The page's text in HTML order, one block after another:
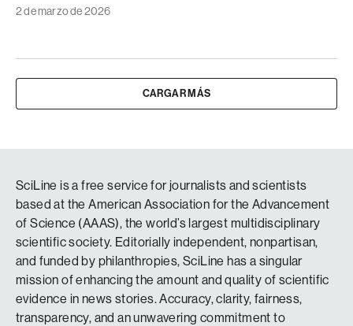
2 de marzo de 2026
CARGAR MÁS
SciLine is a free service for journalists and scientists
based at the American Association for the Advancement
of Science (AAAS), the world’s largest multidisciplinary
scientific society. Editorially independent, nonpartisan,
and funded by philanthropies, SciLine has a singular
mission of enhancing the amount and quality of scientific
evidence in news stories. Accuracy, clarity, fairness,
transparency, and an unwavering commitment to